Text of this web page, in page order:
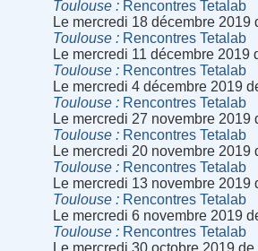
Toulouse
Rencontres Tetalab
Le mercredi 18 décembre 2019
Toulouse
Rencontres Tetalab
Le mercredi 11 décembre 2019
Toulouse
Rencontres Tetalab
Le mercredi 4 décembre 2019
Toulouse
Rencontres Tetalab
Le mercredi 27 novembre 2019
Toulouse
Rencontres Tetalab
Le mercredi 20 novembre 2019
Toulouse
Rencontres Tetalab
Le mercredi 13 novembre 2019
Toulouse
Rencontres Tetalab
Le mercredi 6 novembre 2019
Toulouse
Rencontres Tetalab